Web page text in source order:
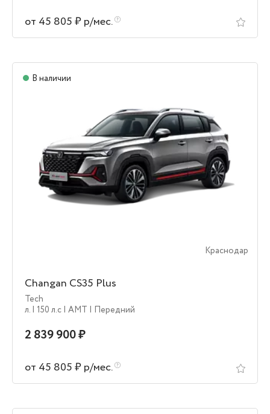
от 45 805 ₽ р/мес.
В наличии
Краснодар
Changan CS35 Plus
Tech
л. | 150 л.c | AMT | Передний
2 839 900 ₽
от 45 805 ₽ р/мес.